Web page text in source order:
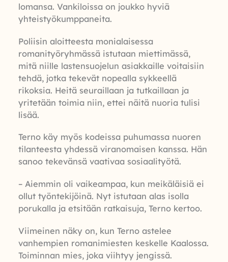
lomansa. Vankiloissa on joukko hyviä
yhteistyökumppaneita.
Poliisin aloitteesta monialaisessa
romanityöryhmässä istutaan miettimässä,
mitä niille lastensuojelun asiakkaille voitaisiin
tehdä, jotka tekevät nopealla sykkeellä
rikoksia. Heitä seuraillaan ja tutkaillaan ja
yritetään toimia niin, ettei näitä nuoria tulisi
lisää.
Terno käy myös kodeissa puhumassa nuoren
tilanteesta yhdessä viranomaisen kanssa. Hän
sanoo tekevänsä vaativaa sosiaalityötä.
– Aiemmin oli vaikeampaa, kun meikäläisiä ei
ollut työntekijöinä. Nyt istutaan alas isolla
porukalla ja etsitään ratkaisuja, Terno kertoo.
Viimeinen näky on, kun Terno astelee
vanhempien romanimiesten keskelle Kaalossa.
Toiminnan mies, joka viihtyy jengissä.